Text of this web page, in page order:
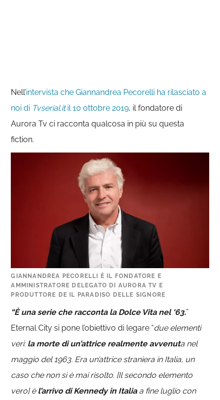
Nell’intervista che Giannandrea Pecorelli ha rilasciato a
noi di Tvserial.itil 10 ottobre 2019, il fondatore di
Aurora Tv ci racconta qualcosa in più su questa
fiction.
GIANNANDREA PECORELLI È IL FONDATORE E
AMMINISTRATORE DELEGATO DI AURORA TV E
PRODUTTORE DE IL PARADISO DELLE SIGNORE
“È una serie che racconta la Dolce Vita nel ‘63.”
Eternal City si pone l’obiettivo di legare “due elementi
veri: la morte di un’attrice realmente avvenuta nel
maggio del 1963. Era un’attrice straniera in Italia, un
caso che non si è mai risolto. [Il secondo elemento
vero] èl’arrivo di Kennedy in Italiaa fine luglio con